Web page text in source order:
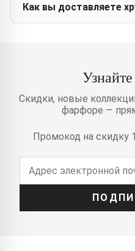
Как вы доставляете
Скидки, новые
фарфоре —
Промокод на скидку